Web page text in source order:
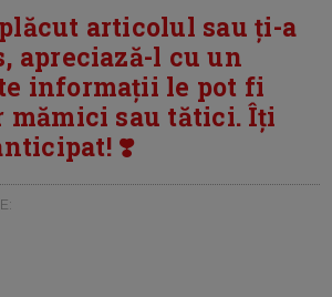
articolul sau ți-a
apreciază-l cu un
informații le pot fi
mămici sau tătici. Îți
❣️